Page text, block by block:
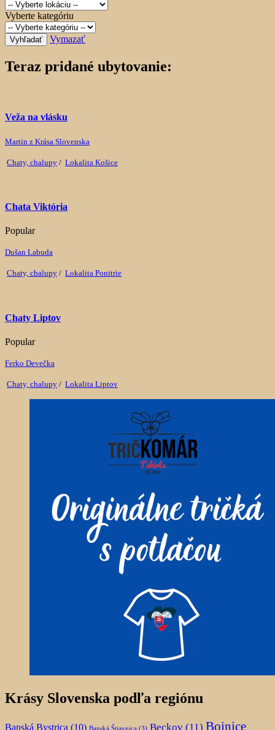
Vyberte kategóriu
Vyhľadať Vymazať
Teraz pridané ubytovanie:
Veža na vlásku
Martin z Krása Slovenska
Chaty, chalupy / Lokalita Košice
Chata Viktória
Popular
Dušan Labuda
Chaty, chalupy / Lokalita Ponitrie
Chaty Liptov
Popular
Ferko Devečka
Chaty, chalupy / Lokalita Liptov
Krásy Slovenska podľa regiónu
Banská Bystrica (10) Banská Štiavnica (3) Beckov (11) Bojnice